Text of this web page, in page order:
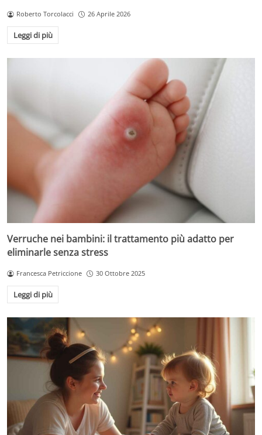
Roberto Torcolacci 26 Aprile 2026
Leggi di più
Verruche nei bambini: il trattamento più adatto per
eliminarle senza stress
Francesca Petriccione 30 Ottobre 2025
Leggi di più